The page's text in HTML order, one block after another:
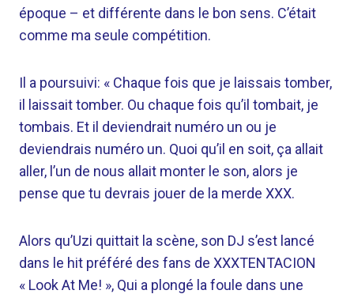
époque – et différente dans le bon sens. C’était
comme ma seule compétition.
Il a poursuivi: « Chaque fois que je laissais tomber,
il laissait tomber. Ou chaque fois qu’il tombait, je
tombais. Et il deviendrait numéro un ou je
deviendrais numéro un. Quoi qu’il en soit, ça allait
aller, l’un de nous allait monter le son, alors je
pense que tu devrais jouer de la merde XXX.
Alors qu’Uzi quittait la scène, son DJ s’est lancé
dans le hit préféré des fans de XXXTENTACION
« Look At Me! », Qui a plongé la foule dans une